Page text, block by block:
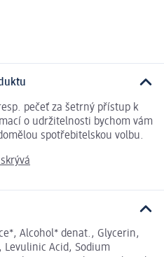
pečeť za šetrný přístup k
o udržitelnosti bychom vám
spotřebitelskou volbu.
Alcohol* denat., Glycerin,
Levulinic Acid, Sodium